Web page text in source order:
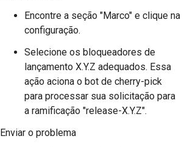
Encontre a seção "Marco" e clique na
configuração.
Selecione os bloqueadores de
lançamento X.Y.Z adequados. Essa
ação aciona o bot de cherry-pick
para processar sua solicitação para
a ramificação "release-X.Y.Z".
Enviar o problema